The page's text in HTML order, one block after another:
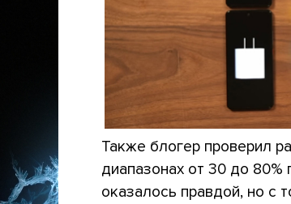
Также блогер проверил
диапазонах от 30 до
оказалось правдой, но с